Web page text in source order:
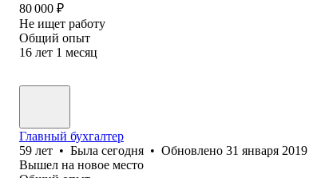
80 000 ₽
Не ищет работу
Общий опыт
16 лет 1 месяц
Главный бухгалтер
59 лет • Была сегодня • Обновлено 31 января 2019
Вышел на новое место